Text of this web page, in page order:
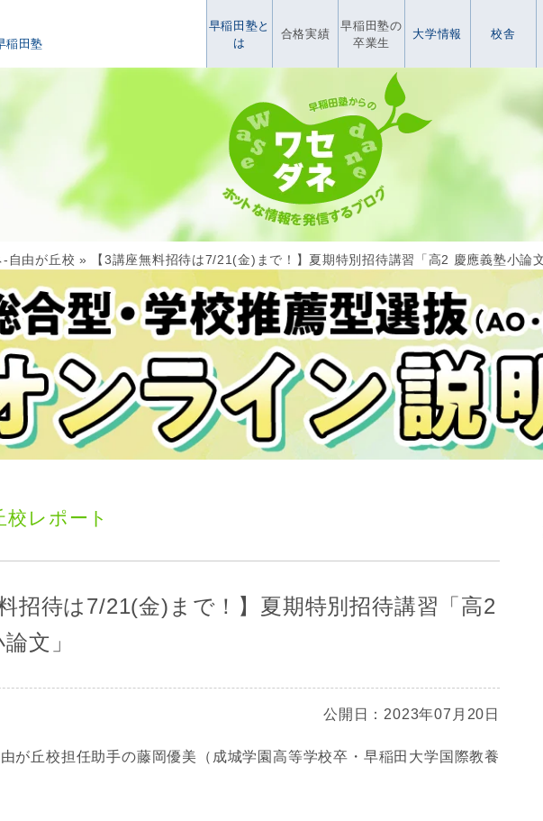
稲田塾
早稲田塾と
は
合格実績
早稲田塾の
卒業生
大学情報 校舎
-自由が丘校 » 【3講座無料招待は7/21(金)まで！】夏期特別招待講習「高2 慶應義塾小論文
校 レポート
料招待は7/21(金)まで！】夏期特別招待講習「高2
文」
公開日：2023年07月20日
が丘校担任助手の藤岡優美（成城学園高等学校卒・早稲田大学国際教養